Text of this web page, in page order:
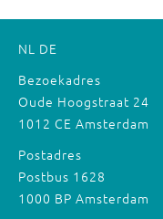
NL DE
Bezoekadres
Oude Hoogstraat 24
1012 CE Amsterdam
Postadres
Postbus 1628
1000 BP Amsterdam